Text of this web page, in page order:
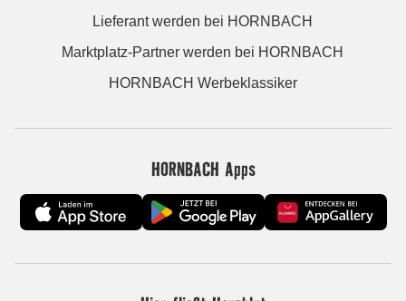
Lieferant werden bei HORNBACH
Marktplatz-Partner werden bei HORNBACH
HORNBACH Werbeklassiker
HORNBACH Apps